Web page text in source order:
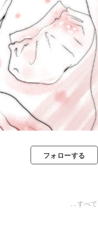
フォローする
すべて